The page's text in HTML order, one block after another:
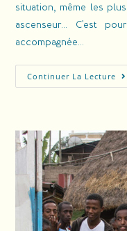
situation, même les
ascenseur... C'est
accompagnée…
Continuer La Lecture